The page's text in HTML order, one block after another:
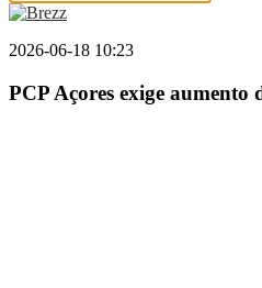
2026-06-18 10:23
PCP Açores exige aumento